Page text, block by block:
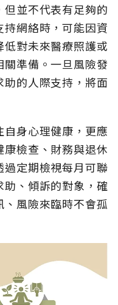
並不代表有足夠的
網絡時，可能因資
對未來醫療照護或
準備。一旦風險發
的人際支持，將面
身心理健康，更應
檢查、財務與退休
定期檢視每月可聯
、傾訴的對象，確
風險來臨時不會孤